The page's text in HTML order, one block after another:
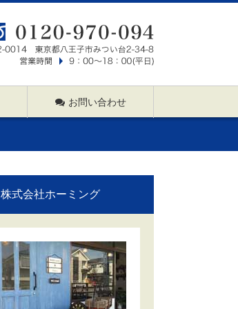
お問い合わせ
株式会社ホーミング